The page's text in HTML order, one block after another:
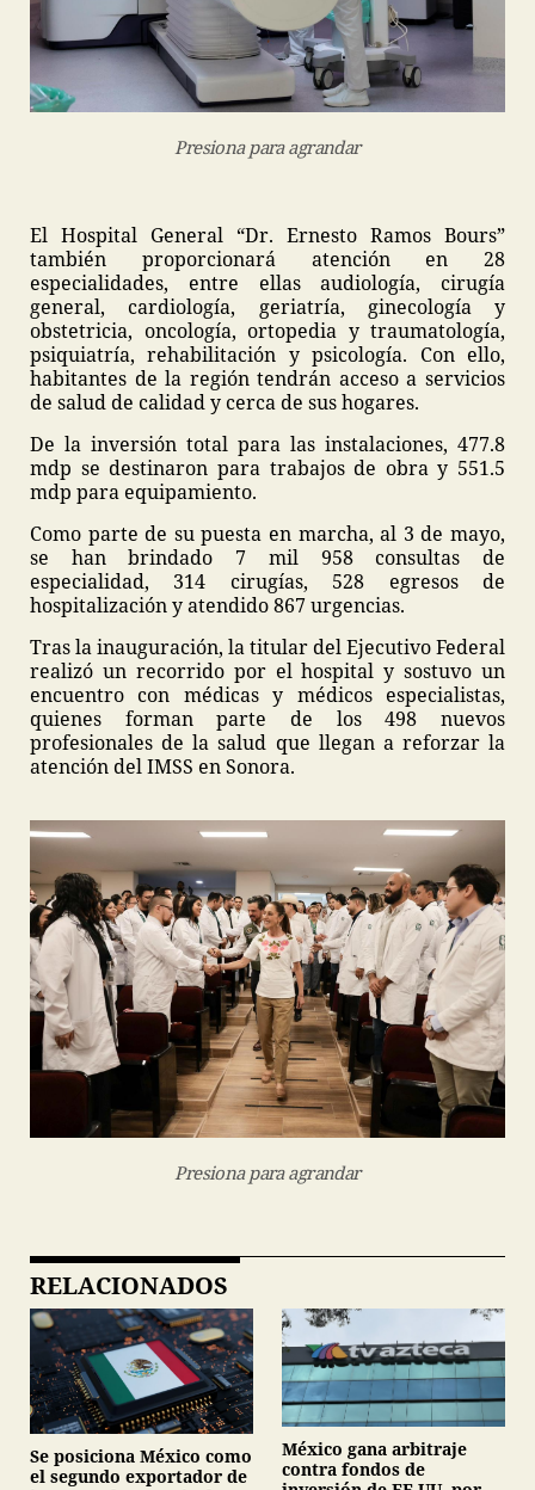
Presiona para agrandar
El Hospital General “Dr. Ernesto Ramos Bours”
también proporcionará atención en 28
especialidades, entre ellas audiología, cirugía
general, cardiología, geriatría, ginecología y
obstetricia, oncología, ortopedia y traumatología,
psiquiatría, rehabilitación y psicología. Con ello,
habitantes de la región tendrán acceso a servicios
de salud de calidad y cerca de sus hogares.
De la inversión total para las instalaciones, 477.8
mdp se destinaron para trabajos de obra y 551.5
mdp para equipamiento.
Como parte de su puesta en marcha, al 3 de mayo,
se han brindado 7 mil 958 consultas de
especialidad, 314 cirugías, 528 egresos de
hospitalización y atendido 867 urgencias.
Tras la inauguración, la titular del Ejecutivo Federal
realizó un recorrido por el hospital y sostuvo un
encuentro con médicas y médicos especialistas,
quienes forman parte de los 498 nuevos
profesionales de la salud que llegan a reforzar la
atención del IMSS en Sonora.
Presiona para agrandar
RELACIONADOS
Se posiciona México como
el segundo exportador de
México gana arbitraje
contra fondos de